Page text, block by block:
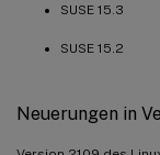
SUSE 15.3
SUSE 15.2
Neuerungen in